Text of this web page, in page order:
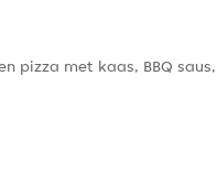
pizza met kaas, BBQ